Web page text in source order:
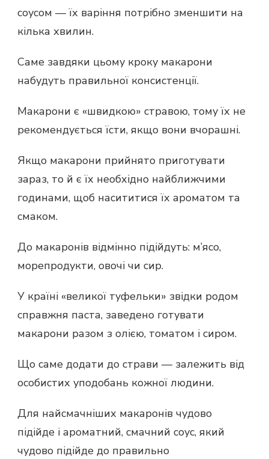
соусом — їх варіння потрібно зменшити на
кілька хвилин.
Саме завдяки цьому кроку макарони
набудуть правильної консистенції.
Макарони є «швидкою» стравою, тому їх не
рекомендується їсти, якщо вони вчорашні.
Якщо макарони прийнято приготувати
зараз, то й є їх необхідно найближчими
годинами, щоб насититися їх ароматом та
смаком.
До макаронів відмінно підійдуть: м’ясо,
морепродукти, овочі чи сир.
У країні «великої туфельки» звідки родом
справжня паста, заведено готувати
макарони разом з олією, томатом і сиром.
Що саме додати до страви — залежить від
особистих уподобань кожної людини.
Для найсмачніших макаронів чудово
підійде і ароматний, смачний соус, який
чудово підійде до правильно